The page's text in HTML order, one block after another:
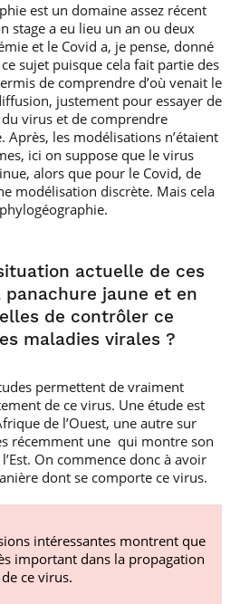
est un domaine assez récent
stage a eu lieu un an ou deux
et le Covid a, je pense, donné
sujet puisque cela fait partie des
de comprendre d’où venait le
justement pour essayer de
du virus et de comprendre
les modélisations n’étaient
ici on suppose que le virus
alors que pour le Covid, de
modélisation discrète. Mais cela
actuelle de ces
jaune et en
de contrôler ce
maladies virales ?
permettent de vraiment
de ce virus. Une étude est
de l’Ouest, une autre sur
récemment une qui montre son
On commence donc à avoir
dont se comporte ce virus.
intéressantes montrent que
important dans la propagation
de ce virus.